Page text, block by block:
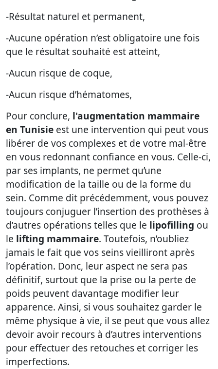
-Résultat naturel et permanent,
-Aucune opération n’est obligatoire une fois
que le résultat souhaité est atteint,
-Aucun risque de coque,
-Aucun risque d’hématomes,
Pour conclure, l'augmentation mammaire
en Tunisie est une intervention qui peut vous
libérer de vos complexes et de votre mal-être
en vous redonnant confiance en vous. Celle-ci,
par ses implants, ne permet qu’une
modification de la taille ou de la forme du
sein. Comme dit précédemment, vous pouvez
toujours conjuguer l’insertion des prothèses à
d’autres opérations telles que le lipofilling ou
le lifting mammaire. Toutefois, n’oubliez
jamais le fait que vos seins vieilliront après
l’opération. Donc, leur aspect ne sera pas
définitif, surtout que la prise ou la perte de
poids peuvent davantage modifier leur
apparence. Ainsi, si vous souhaitez garder le
même physique à vie, il se peut que vous allez
devoir avoir recours à d’autres interventions
pour effectuer des retouches et corriger les
imperfections.